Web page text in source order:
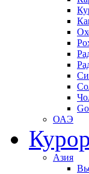
ОАЭ
Азия